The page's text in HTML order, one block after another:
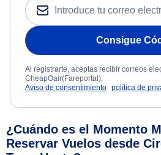
Consigue
Al registrarte, aceptas recibir correos
CheapOair(Fareportal).
Aviso de consentimiento política de
¿Cuándo es el Momento
Reservar Vuelos desde